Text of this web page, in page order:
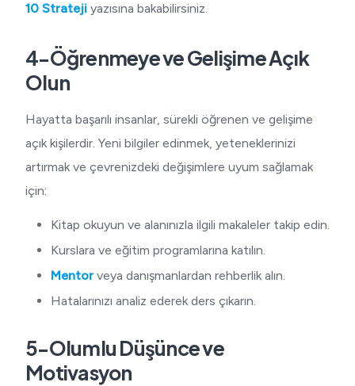
10 Strateji yazısına bakabilirsiniz.
4-Öğrenmeye ve Gelişime Açık
Olun
Hayatta başarılı insanlar, sürekli öğrenen ve gelişime
açık kişilerdir. Yeni bilgiler edinmek, yeteneklerinizi
artırmak ve çevrenizdeki değişimlere uyum sağlamak
için:
Kitap okuyun ve alanınızla ilgili makaleler takip edin.
Kurslara ve eğitim programlarına katılın.
Mentor veya danışmanlardan rehberlik alın.
Hatalarınızı analiz ederek ders çıkarın.
5-Olumlu Düşünce ve
Motivasyon